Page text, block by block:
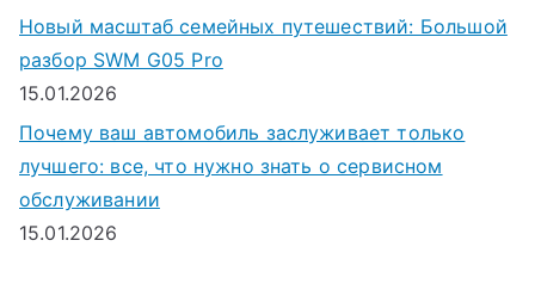
Новый масштаб семейных путешествий: Большой
разбор SWM G05 Pro
15.01.2026
Почему ваш автомобиль заслуживает только
лучшего: все, что нужно знать о сервисном
обслуживании
15.01.2026